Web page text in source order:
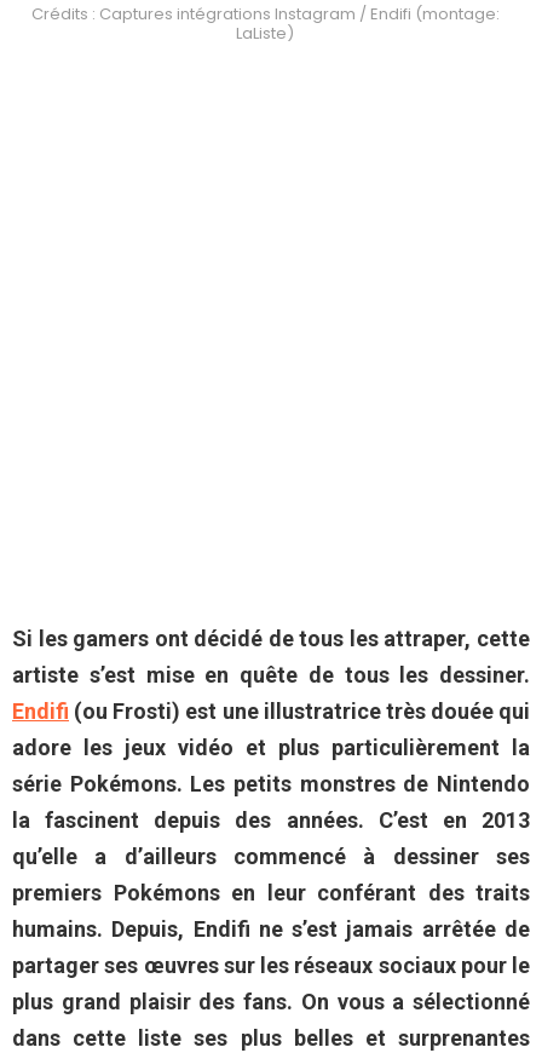
Crédits : Captures intégrations Instagram / Endifi (montage:
LaListe)
Si les gamers ont décidé de tous les attraper, cette
artiste s’est mise en quête de tous les dessiner.
Endifi (ou Frosti) est une illustratrice très douée qui
adore les jeux vidéo et plus particulièrement la
série Pokémons. Les petits monstres de Nintendo
la fascinent depuis des années. C’est en 2013
qu’elle a d’ailleurs commencé à dessiner ses
premiers Pokémons en leur conférant des traits
humains. Depuis, Endifi ne s’est jamais arrêtée de
partager ses œuvres sur les réseaux sociaux pour le
plus grand plaisir des fans. On vous a sélectionné
dans cette liste ses plus belles et surprenantes